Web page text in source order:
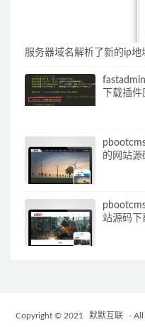
服务器域名解析了新的ip
下载插
的网站源
站源码下
Copyright © 2021 默默互联 - All